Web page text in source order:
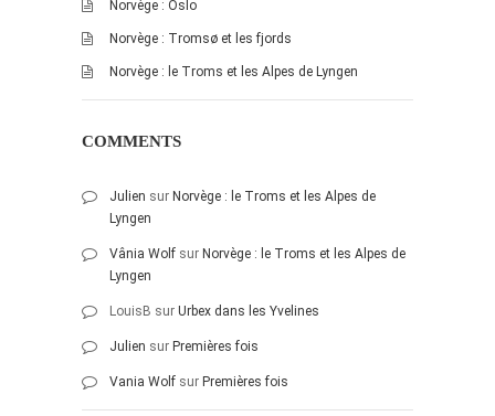
Norvège : Oslo
Norvège : Tromsø et les fjords
Norvège : le Troms et les Alpes de Lyngen
COMMENTS
Julien sur Norvège : le Troms et les Alpes de
Lyngen
Vânia Wolf sur Norvège : le Troms et les Alpes de
Lyngen
LouisB sur Urbex dans les Yvelines
Julien sur Premières fois
Vania Wolf sur Premières fois